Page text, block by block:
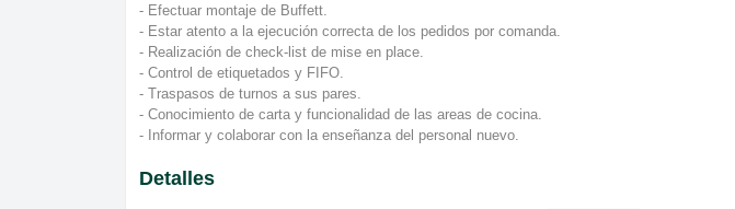
- Efectuar montaje de Buffett.
- Estar atento a la ejecución correcta de los pedidos por comanda.
- Realización de check-list de mise en place.
- Control de etiquetados y FIFO.
- Traspasos de turnos a sus pares.
- Conocimiento de carta y funcionalidad de las areas de cocina.
- Informar y colaborar con la enseñanza del personal nuevo.
Detalles